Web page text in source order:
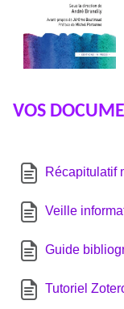
VOS
Récapitulatif
Veille
Guide
Tutoriel